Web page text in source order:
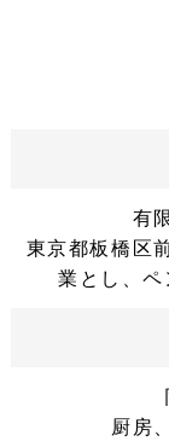
有
東京都板橋区
業とし、
厨房